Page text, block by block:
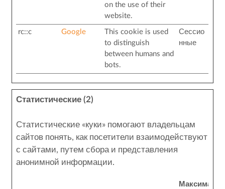
on the use of their
website.
rc::c Google
This cookie is used
to distinguish
between humans and
bots.
Сессио
нные
Статистические (2)
Статистические «куки» помогают владельцам
сайтов понять, как посетители взаимодействуют
с сайтами, путем сбора и представления
анонимной информации.